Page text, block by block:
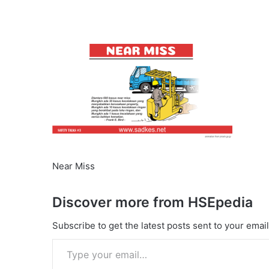
Near Miss
Discover more from HSEpedia
Subscribe to get the latest posts sent to your
Type your email…